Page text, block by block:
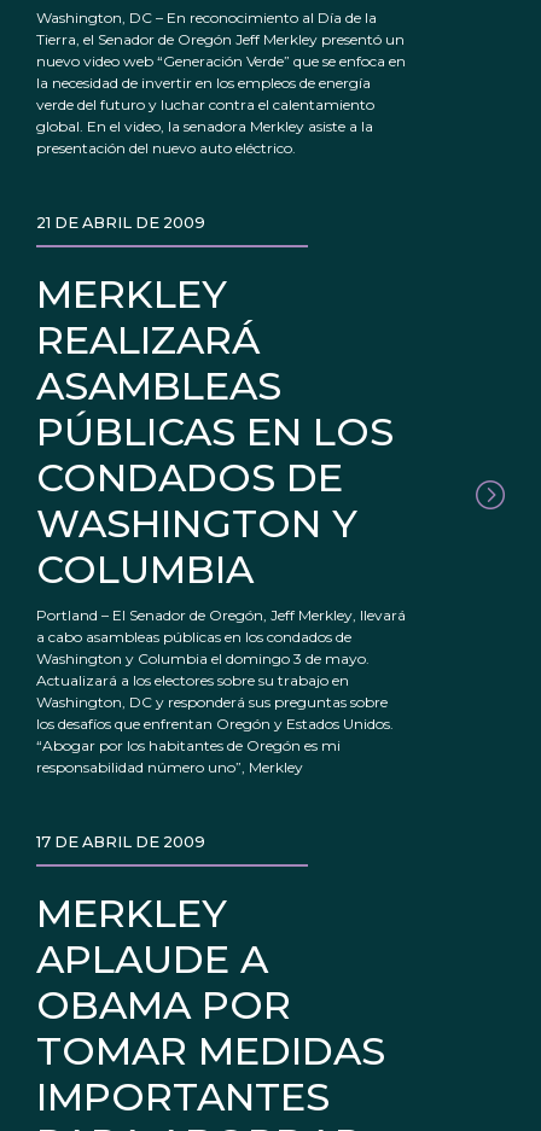
Washington, DC – En reconocimiento al Día de la
Tierra, el Senador de Oregón Jeff Merkley presentó un
nuevo video web “Generación Verde” que se enfoca en
la necesidad de invertir en los empleos de energía
verde del futuro y luchar contra el calentamiento
global. En el video, la senadora Merkley asiste a la
presentación del nuevo auto eléctrico.
MERKLEY
REALIZARÁ
ASAMBLEAS
PÚBLICAS EN LOS
CONDADOS DE
WASHINGTON Y
COLUMBIA
21 DE ABRIL DE 2009
Portland – El Senador de Oregón, Jeff Merkley, llevará
a cabo asambleas públicas en los condados de
Washington y Columbia el domingo 3 de mayo.
Actualizará a los electores sobre su trabajo en
Washington, DC y responderá sus preguntas sobre
los desafíos que enfrentan Oregón y Estados Unidos.
“Abogar por los habitantes de Oregón es mi
responsabilidad número uno”, Merkley
MERKLEY
APLAUDE A
OBAMA POR
TOMAR MEDIDAS
IMPORTANTES
17 DE ABRIL DE 2009